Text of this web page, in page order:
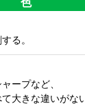
る。
ープなど、
大きな違いがな